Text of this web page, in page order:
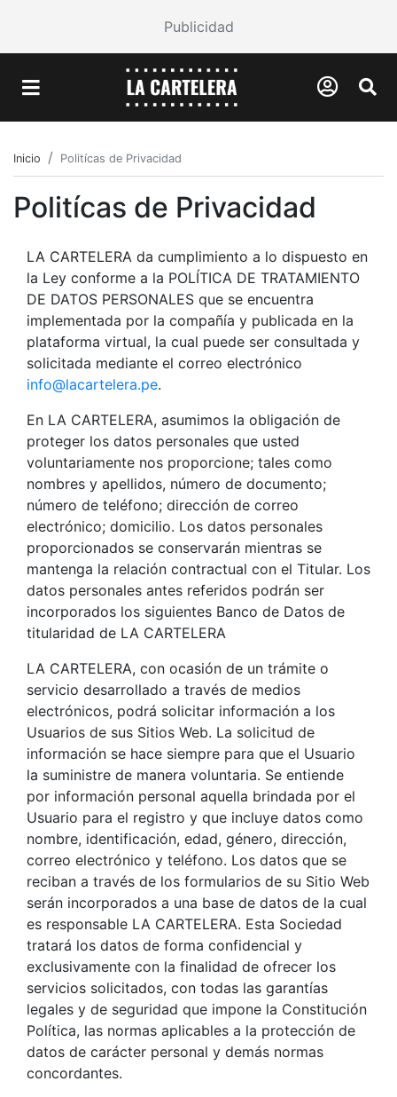
Publicidad
Inicio Politícas de Privacidad
Politícas de Privacidad
LA CARTELERA da cumplimiento a lo dispuesto en
la Ley conforme a la POLÍTICA DE TRATAMIENTO
DE DATOS PERSONALES que se encuentra
implementada por la compañía y publicada en la
plataforma virtual, la cual puede ser consultada y
solicitada mediante el correo electrónico
info@lacartelera.pe.
En LA CARTELERA, asumimos la obligación de
proteger los datos personales que usted
voluntariamente nos proporcione; tales como
nombres y apellidos, número de documento;
número de teléfono; dirección de correo
electrónico; domicilio. Los datos personales
proporcionados se conservarán mientras se
mantenga la relación contractual con el Titular. Los
datos personales antes referidos podrán ser
incorporados los siguientes Banco de Datos de
titularidad de LA CARTELERA
LA CARTELERA, con ocasión de un trámite o
servicio desarrollado a través de medios
electrónicos, podrá solicitar información a los
Usuarios de sus Sitios Web. La solicitud de
información se hace siempre para que el Usuario
la suministre de manera voluntaria. Se entiende
por información personal aquella brindada por el
Usuario para el registro y que incluye datos como
nombre, identificación, edad, género, dirección,
correo electrónico y teléfono. Los datos que se
reciban a través de los formularios de su Sitio Web
serán incorporados a una base de datos de la cual
es responsable LA CARTELERA. Esta Sociedad
tratará los datos de forma confidencial y
exclusivamente con la finalidad de ofrecer los
servicios solicitados, con todas las garantías
legales y de seguridad que impone la Constitución
Política, las normas aplicables a la protección de
datos de carácter personal y demás normas
concordantes.